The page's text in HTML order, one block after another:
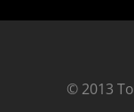
© 2013